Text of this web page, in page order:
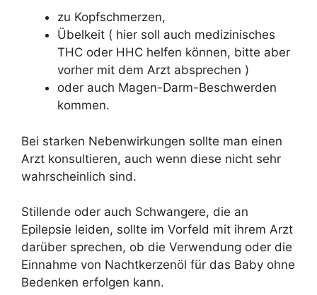
zu Kopfschmerzen,
Übelkeit ( hier soll auch medizinisches
THC oder HHC helfen können, bitte aber
vorher mit dem Arzt absprechen )
oder auch Magen-Darm-Beschwerden
kommen.
Bei starken Nebenwirkungen sollte man einen
Arzt konsultieren, auch wenn diese nicht sehr
wahrscheinlich sind.
Stillende oder auch Schwangere, die an
Epilepsie leiden, sollte im Vorfeld mit ihrem Arzt
darüber sprechen, ob die Verwendung oder die
Einnahme von Nachtkerzenöl für das Baby ohne
Bedenken erfolgen kann.